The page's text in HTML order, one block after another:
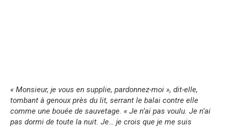
« Monsieur, je vous en supplie, pardonnez-moi », dit-elle,
tombant à genoux près du lit, serrant le balai contre elle
comme une bouée de sauvetage. « Je n’ai pas voulu. Je n’ai
pas dormi de toute la nuit. Je… je crois que je me suis